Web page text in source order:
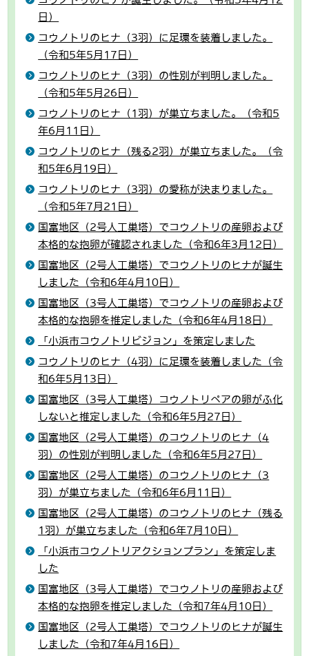
日）
コウノトリのヒナ（3羽）に足環を装着しました。
（令和5年5月17日）
コウノトリのヒナ（3羽）の性別が判明しました。
（令和5年5月26日）
コウノトリのヒナ（1羽）が巣立ちました。（令和5
年6月11日）
コウノトリのヒナ（残る2羽）が巣立ちました。（令
和5年6月19日）
コウノトリのヒナ（3羽）の愛称が決まりました。
（令和5年7月21日）
国富地区（2号人工巣塔）でコウノトリの産卵および
本格的な抱卵が確認されました（令和6年3月12日）
国富地区（2号人工巣塔）でコウノトリのヒナが誕生
しました（令和6年4月10日）
国富地区（3号人工巣塔）でコウノトリの産卵および
本格的な抱卵を推定しました（令和6年4月18日）
「小浜市コウノトリビジョン」を策定しました
コウノトリのヒナ（4羽）に足環を装着しました（令
和6年5月13日）
国富地区（3号人工巣塔）コウノトリペアの卵がふ化
しないと推定しました（令和6年5月27日）
国富地区（2号人工巣塔）のコウノトリのヒナ（4
羽）の性別が判明しました（令和6年5月27日）
国富地区（2号人工巣塔）のコウノトリのヒナ（3
羽）が巣立ちました（令和6年6月11日）
国富地区（2号人工巣塔）のコウノトリのヒナ（残る
1羽）が巣立ちました（令和6年7月10日）
「小浜市コウノトリアクションプラン」を策定しま
した
国富地区（3号人工巣塔）でコウノトリの産卵および
本格的な抱卵を推定しました（令和7年4月10日）
国富地区（2号人工巣塔）でコウノトリのヒナが誕生
しました（令和7年4月16日）